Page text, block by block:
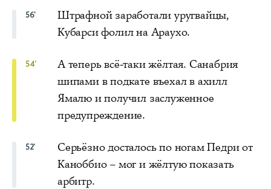
56'
Штрафной заработали уругвайцы,
Кубарси фолил на Араухо.
54'
А теперь всё-таки жёлтая. Санабрия
шипами в подкате въехал в ахилл
Ямалю и получил заслуженное
предупреждение.
52'
Серьёзно досталось по ногам Педри от
Каноббио – мог и жёлтую показать
арбитр.